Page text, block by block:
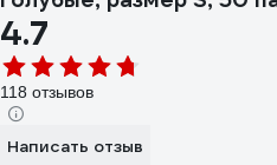
4.7
118 отзывов
Написать отзыв